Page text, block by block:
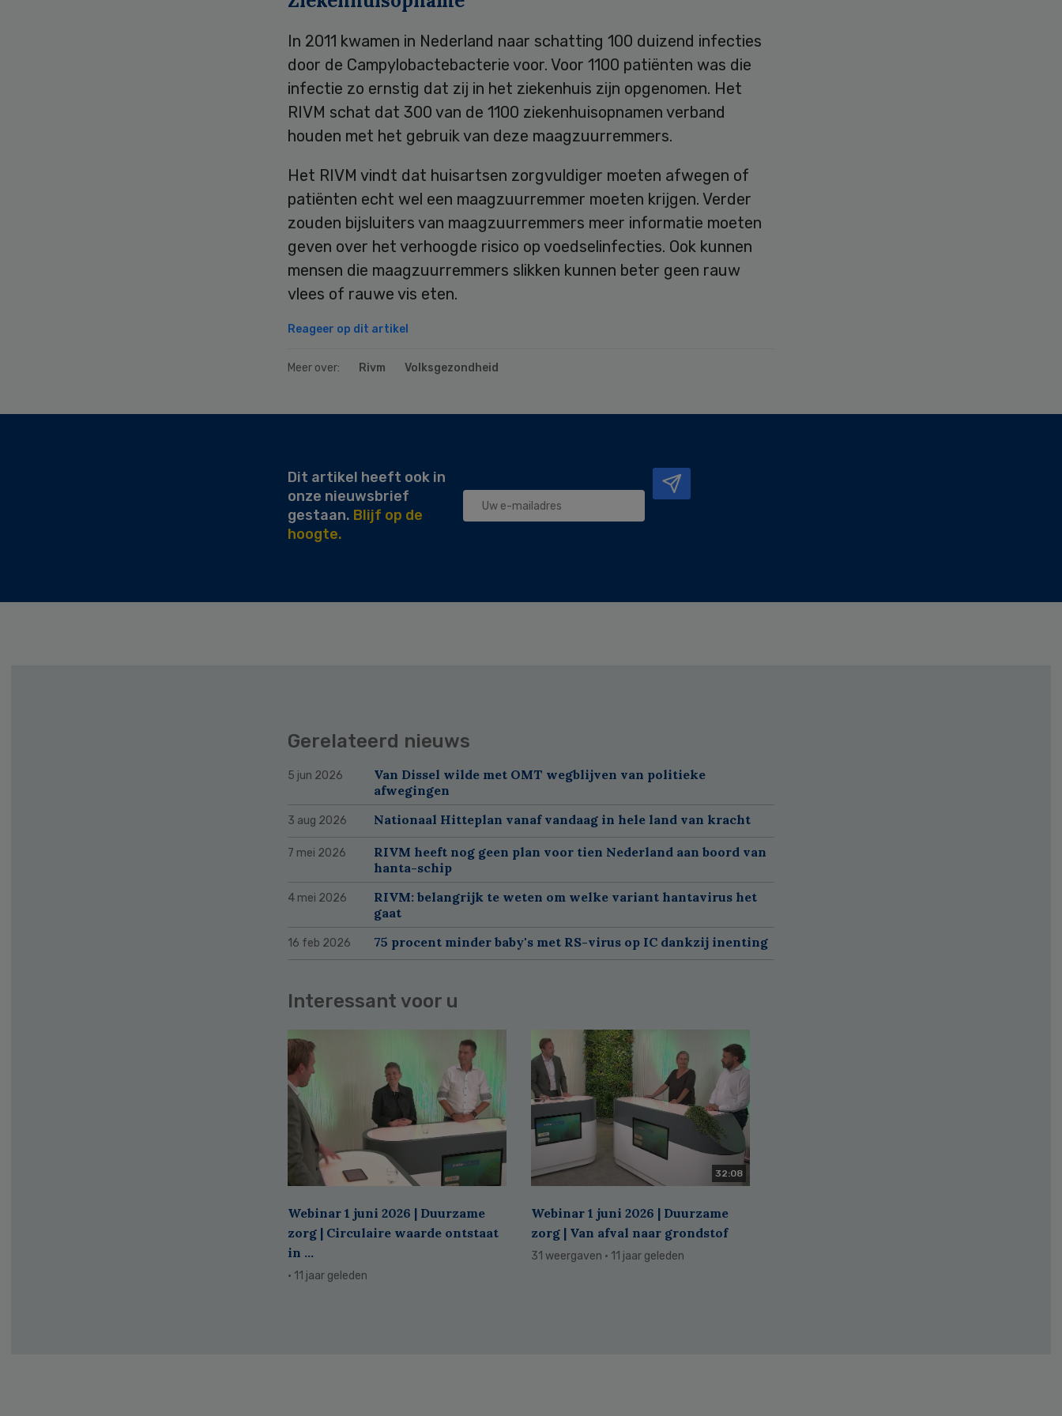
In 2011 kwamen in Nederland naar schatting 100 duizend infecties
door de Campylobactebacterie voor. Voor 1100 patiënten was die
infectie zo ernstig dat zij in het ziekenhuis zijn opgenomen. Het
RIVM schat dat 300 van de 1100 ziekenhuisopnamen verband
houden met het gebruik van deze maagzuurremmers.
Het RIVM vindt dat huisartsen zorgvuldiger moeten afwegen of
patiënten echt wel een maagzuurremmer moeten krijgen. Verder
zouden bijsluiters van maagzuurremmers meer informatie moeten
geven over het verhoogde risico op voedselinfecties. Ook kunnen
mensen die maagzuurremmers slikken kunnen beter geen rauw
vlees of rauwe vis eten.
Reageer op dit artikel
Meer over: Rivm Volksgezondheid
Dit artikel heeft ook in
onze nieuwsbrief
gestaan. Blijf op de
hoogte.
Gerelateerd nieuws
5 jun 2026
Van Dissel wilde met OMT wegblijven van politieke
afwegingen
3 aug 2026 Nationaal Hitteplan vanaf vandaag in hele land van kracht
7 mei 2026
RIVM heeft nog geen plan voor tien Nederland aan boord van
hanta-schip
4 mei 2026
RIVM: belangrijk te weten om welke variant hantavirus het
gaat
16 feb 2026 75 procent minder baby's met RS-virus op IC dankzij inenting
Interessant voor u
Webinar 1 juni 2026 | Duurzame
zorg | Circulaire waarde ontstaat
in ...
· 11 jaar geleden
32:08
Webinar 1 juni 2026 | Duurzame
zorg | Van afval naar grondstof
31 weergaven · 11 jaar geleden